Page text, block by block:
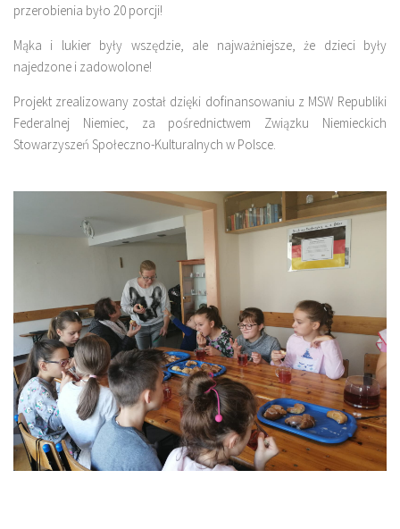
przerobienia było 20 porcji!
Mąka i lukier były wszędzie, ale najważniejsze, że dzieci były
najedzone i zadowolone!
Projekt zrealizowany został dzięki dofinansowaniu z MSW Republiki
Federalnej Niemiec, za pośrednictwem Związku Niemieckich
Stowarzyszeń Społeczno-Kulturalnych w Polsce.